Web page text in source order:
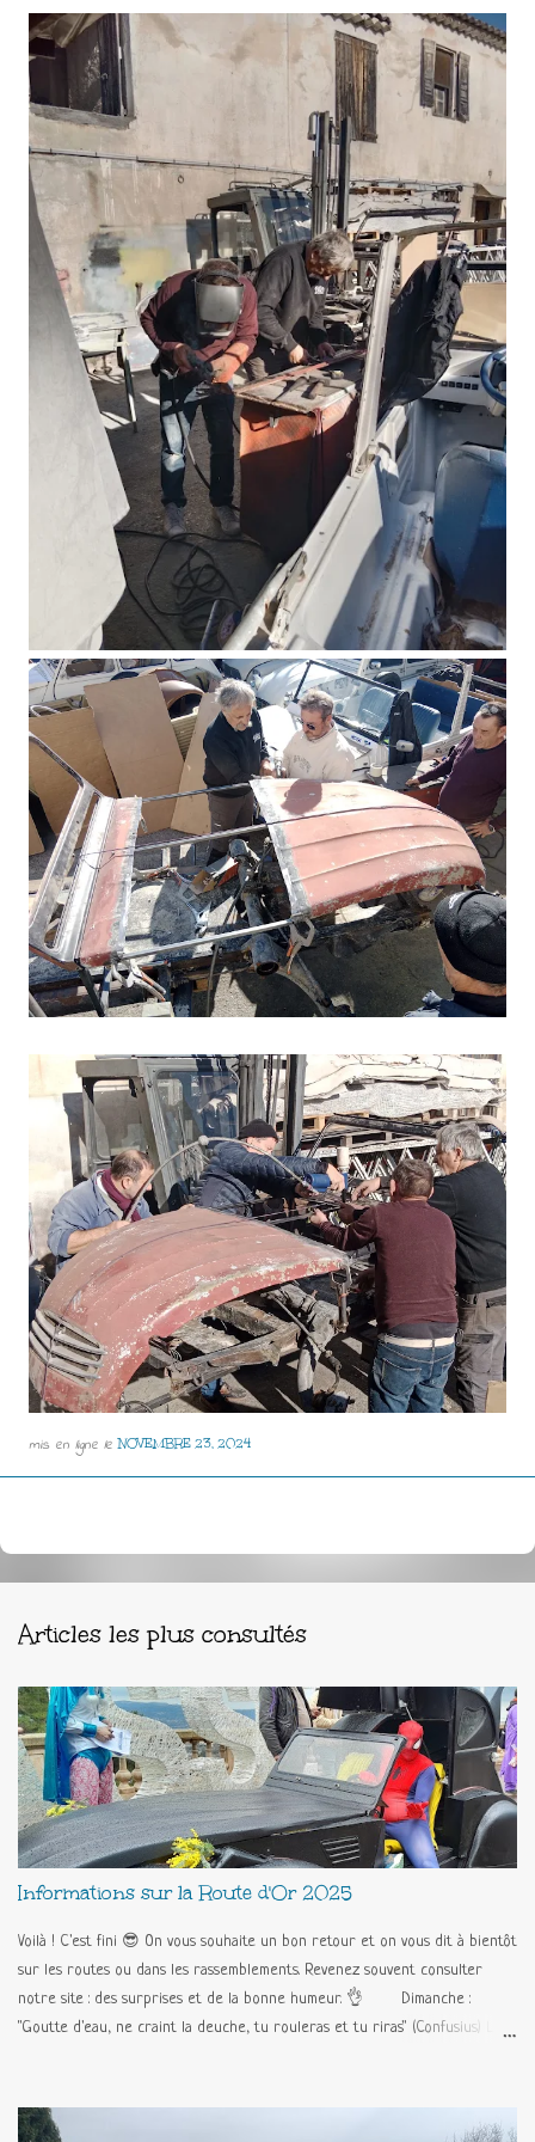
mis en ligne leNOVEMBRE 23, 2024
Articles les plus consultés
Informations sur la Route d'Or 2025
Voilà ! C'est fini 😎 On vous souhaite un bon retour et on vous dit à bientôt
sur les routes ou dans les rassemblements. Revenez souvent consulter
notre site : des surprises et de la bonne humeur. 👌 Dimanche :
"Goutte d'eau, ne craint la deuche, tu rouleras et tu riras" (Confusius) Le
!!!) 🥳🥳🥳 L'album des Supers Heros !!! Programme : Samedi : Acueil des